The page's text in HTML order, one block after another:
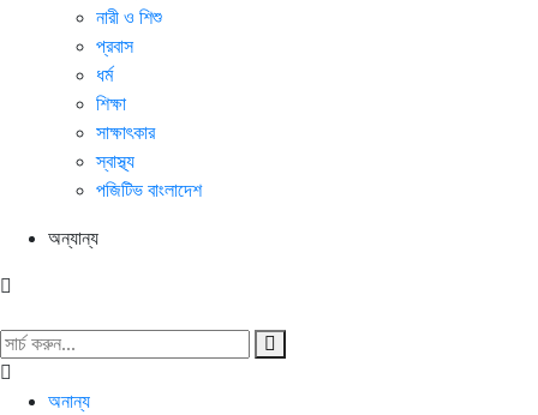
নারী ও শিশু
প্রবাস
ধর্ম
শিক্ষা
সাক্ষাৎকার
স্বাস্থ্য
পজিটিভ বাংলাদেশ
অন্যান্য
অনান্য